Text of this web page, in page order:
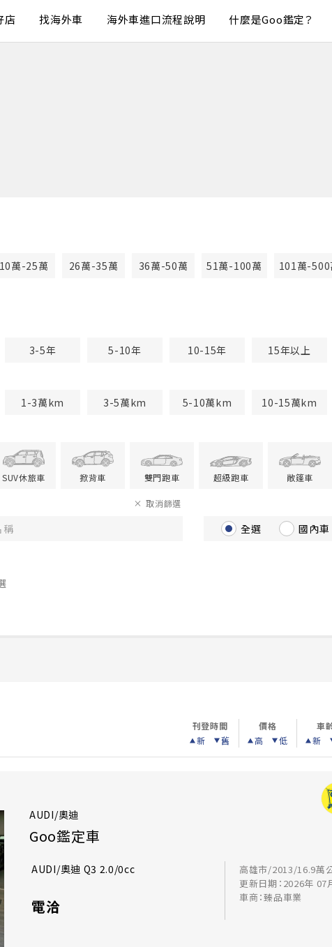
店 找海外車 海外車進口流程說明 什麼是Goo鑑定？
10萬-25萬 26萬-35萬 36萬-50萬 51萬-100萬 101萬-500
3-5年 5-10年 10-15年
15年以上
1-3萬km 3-5萬km 5-10萬km
10-15萬km
SUV休旅車 掀背車 雙門跑車 超級跑車 敞篷車
取消篩選
全選 國內車
刊登時間
新
舊
價格
高
低
車
新
AUDI/奧迪
Goo鑑定車
AUDI/奧迪 Q3 2.0/0cc
電洽
高雄市/2013/16.9萬
更新日期：2026年 07
車商：臻品車業